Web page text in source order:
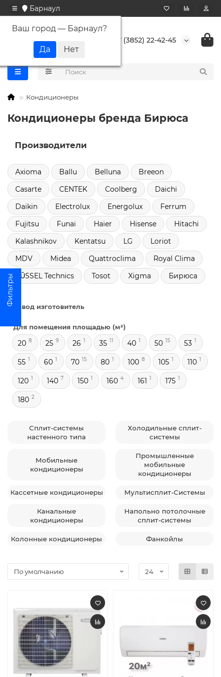
Барнаул
Ваш город — Барнаул?
+7 (3852) 22-42-45
Кондиционеры
Кондиционеры бренда Бирюса
Производители
Axioma Ballu Belluna
Breeon
Casarte
CENTEK Coolberg
Daichi
Daikin
Electrolux Energolux
Ferrum
Fujitsu
Funai Haier Hisense
Hitachi
Kalashnikov
Kentatsu LG
Loriot
MDV
Midea Quattroclima
Royal Clima
RŬSSEL Technics
Tosot Xigma Бирюса
Завод изготовитель
Для помещения площадью (м²)
20 8 25 9 26 1 35 11 40 1 50 15 53 1
55 1 60 1 70 15 80 1 100 8 105 1 110 1
120 1 140 7 150 1 160 4 161 1 175 1
180 2
Сплит-системы
настенного типа
Холодильные сплит-
системы
Мобильные
кондиционеры
Промышленные
мобильные
кондиционеры
Кассетные кондиционеры Мультисплит-Системы
Канальные
кондиционеры
Напольно потолочные
сплит-системы
Колонные кондиционеры Фанкойлы